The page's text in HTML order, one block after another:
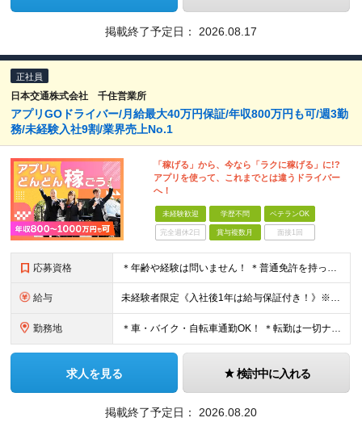
掲載終了予定日： 2026.08.17
正社員
日本交通株式会社 千住営業所
アプリGOドライバー/月給最大40万円保証/年収800万円も可/週3勤
務/未経験入社9割/業界売上No.1
「稼げる」から、今なら「ラクに稼げる」に!?
アプリを使って、これまでとは違うドライバー
へ！
未経験歓迎 学歴不問 ベテランOK
完全週休2日 賞与複数月 面接1回
応募資格 ＊年齢や経験は問いません！ ＊普通免許を持っていればOK！ ◆学歴不問 ◆未経験歓迎 ◆普通自動車免許（AT限定可） ＼こんな方にオススメ！／ ◇車の運転が得意な方 ◇観光に興味がある、または好き
給与 未経験者限定《入社後1年は給与保証付き！》※規定有 ◆配属後3ヶ月間：月給40万円を補償 ◆その後の9ヶ月間：月給35万円を補償 新人を含む平均月収は"57万円"、平均年収は"600万円"です。 未経
勤務地 ＊車・バイク・自転車通勤OK！ ＊転勤は一切ナシ！ ＊U・Iターン歓迎！ 【千住営業所】 東京都足立区足立三丁目26番13号 (変更の範囲)上記を除く当社関連勤務地
求人を見る 検討中に入れる
掲載終了予定日： 2026.08.20